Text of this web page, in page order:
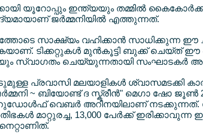
യൂറോപ്പും ഇന്ത്യയും തമ്മില്‍
ജര്‍മ്മനിയില്‍ എത്തുന്നത്.
സാക്ഷ്യം വഹിക്കാന്‍ സാധിക്കുന്ന ഈ
ടിക്കറ്റുകള്‍ മുന്‍കൂട്ടി ബുക്ക് ചെയ്ത് ഈ
സ്വാഗതം ചെയ്യുന്നതായി സംഘാടകര്‍
പ്രവാസി മലയാളികള്‍ ശ്വാസമടക്കി
~ ബിയോണ്ട് ദ സ്ക്രീന്‍" മെഗാ ഷോ ജൂണ്‍
വെബര്‍ അറീനയിലാണ് നടക്കുന്നത്.
മാറ്റുരച്ച, 13,000 പേര്‍ക്ക് ഇരിക്കാവുന്ന